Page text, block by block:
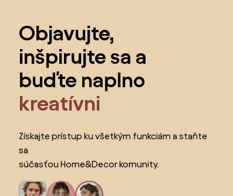
Objavujte,
inšpirujte sa a
buďte naplno
kreatívni
Získajte prístup ku všetkým funkciám a staňte
sa
súčasťou Home&Decor komunity.